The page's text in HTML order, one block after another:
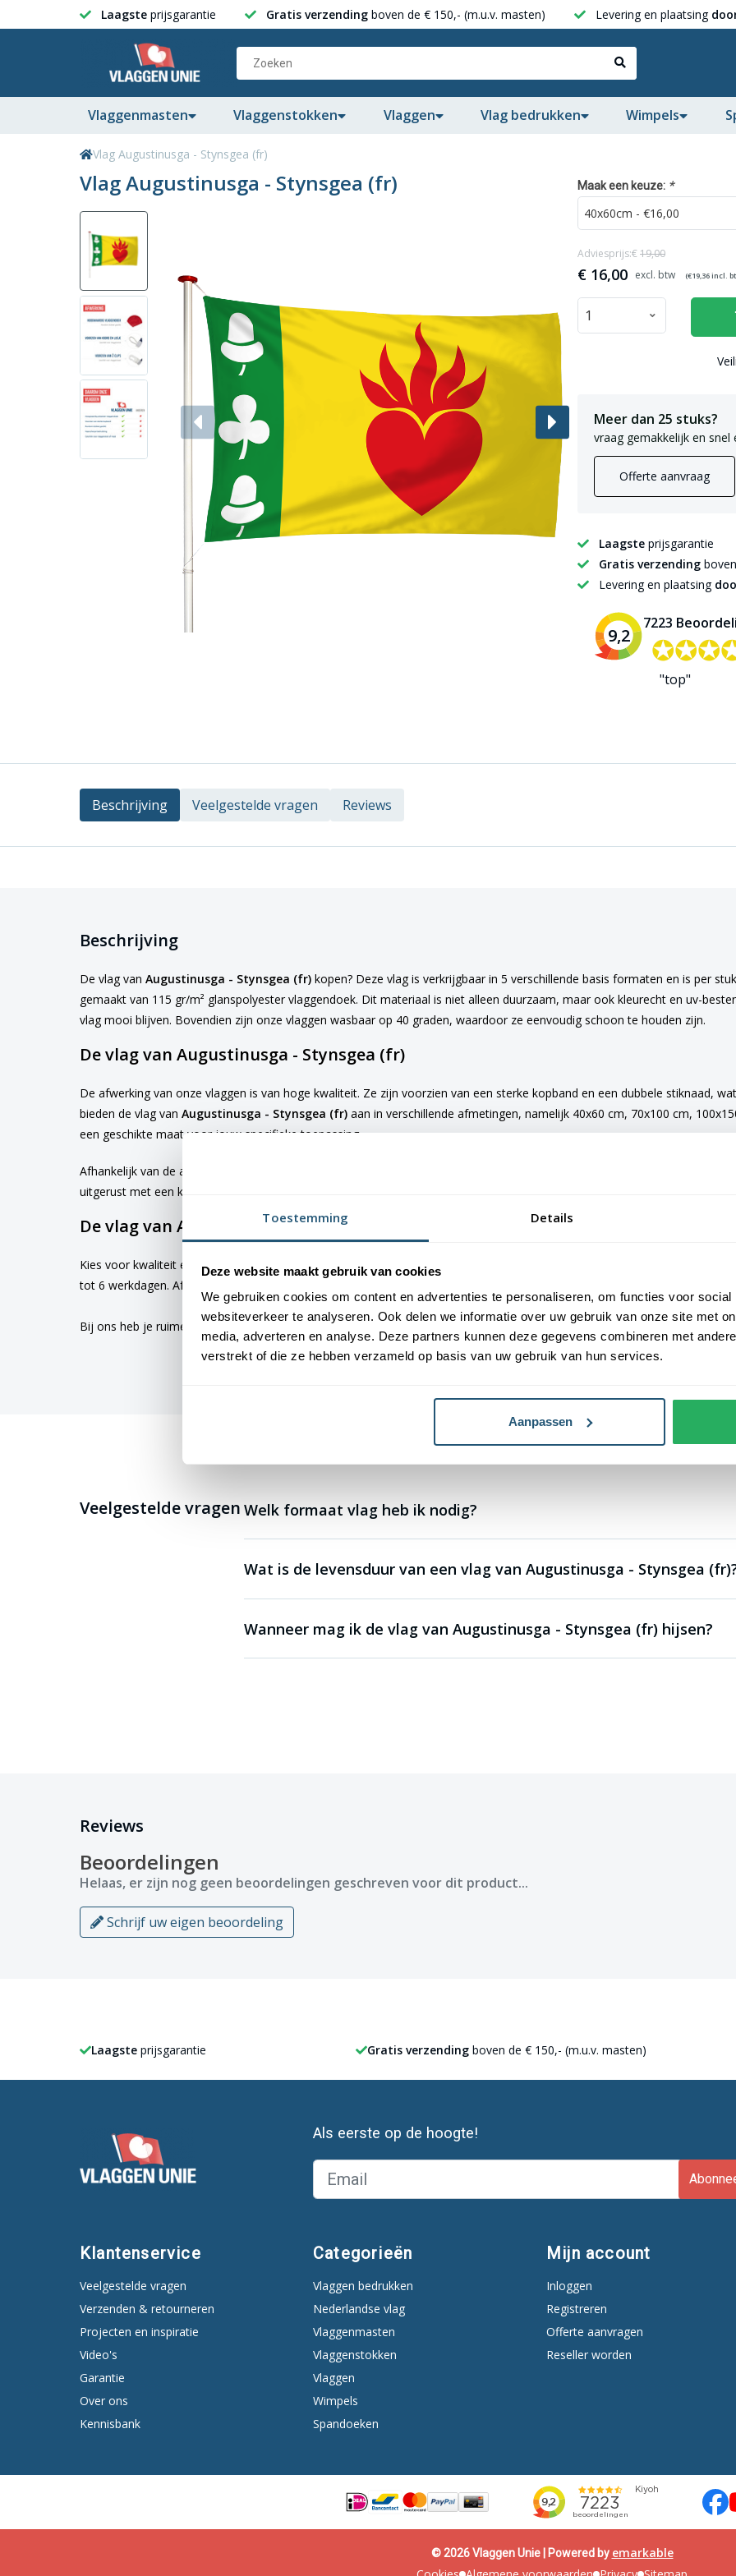
Toestemming Details
Deze website maakt gebruik van cookies
We gebruiken cookies om content en advertenties te personaliseren, om functies voor
websiteverkeer te analyseren. Ook delen we informatie over uw gebruik van onze site met
media, adverteren en analyse. Deze partners kunnen deze gegevens combineren met
verstrekt of die ze hebben verzameld op basis van uw gebruik van hun services.
Aanpassen
Laagste prijsgarantie Gratis verzending boven de € 150,- (m.u.v. masten) Levering en plaatsing
Vlaggenmasten Vlaggenstokken Vlaggen Vlag bedrukken Wimpels
Vlag Augustinusga - Stynsgea (fr)
Vlag Augustinusga - Stynsgea (fr) Maak een keuze: *
€ 16,00 (€19,36incl.
Adviesprijs:€19,00
Meer dan 25 stuks?
vraag gemakkelijk en
Offerte aanvraag
Laagste prijsgarantie
Gratis verzending
Levering en plaatsing
9,2
7223
"top"
Beschrijving Veelgestelde vragen Reviews
Beschrijving
De vlag van Augustinusga - Stynsgea (fr) kopen? Deze vlag is verkrijgbaar in 5 verschillende basis formaten en is per
gemaakt van 115 gr/m² glanspolyester vlaggendoek. Dit materiaal is niet alleen duurzaam, maar ook kleurecht en uv-
vlag mooi blijven. Bovendien zijn onze vlaggen wasbaar op 40 graden, waardoor ze eenvoudig schoon te houden zijn.
De vlag van Augustinusga - Stynsgea (fr)
De afwerking van onze vlaggen is van hoge kwaliteit. Ze zijn voorzien van een sterke kopband en een dubbele stiknaad,
bieden de vlag van Augustinusga - Stynsgea (fr) aan in verschillende afmetingen, namelijk 40x60 cm, 70x100 cm,
een geschikte maat voor jouw specifieke toepassing
Afhankelijk van de afmetingen die je kiest, worden de vlaggen voorzien van verschillende bevestigingsmogelijkheden. De
uitgerust met een koord en lusje, terwijl de grotere maten van 150x225 cm en 200x300 cm zijn voorzien van clips.
De vlag van Augustinusga - Stynsgea (fr) bestellen
Kies voor kwaliteit en betrouwbaarheid met vlaggen van Vlaggen Unie. Alle dorps- en stadsvlaggen worden met de
tot 6 werkdagen. Afhankelijk van de locatie hebben vlaggen een gemiddelde levensduur van 3 tot 6 maanden.
Bij ons heb je ruime keus uitvlaggen. Altijd met de hoogste kwaliteit vlaggendoek, printing en afwerking.
Veelgestelde vragen Welk formaat vlag heb ik nodig?
Wat is de levensduur van een vlag van Augustinusga - Stynsgea
Wanneer mag ik de vlag van Augustinusga - Stynsgea (fr) hijsen?
Reviews
Beoordelingen
Helaas, er zijn nog geen beoordelingen geschreven voor dit product...
Schrijf uw eigen beoordeling
Laagste prijsgarantie Gratis verzending boven de € 150,- (m.u.v. masten)
Als eerste op de hoogte!
Klantenservice
Veelgestelde vragen
Verzenden & retourneren
Projecten en inspiratie
Video's
Garantie
Over ons
Kennisbank
Categorieën
Vlaggen bedrukken
Nederlandse vlag
Vlaggenmasten
Vlaggenstokken
Vlaggen
Wimpels
Spandoeken
Mijn account
Inloggen
Registreren
Offerte aanvragen
Reseller worden
© 2026 Vlaggen Unie | Powered by emarkable